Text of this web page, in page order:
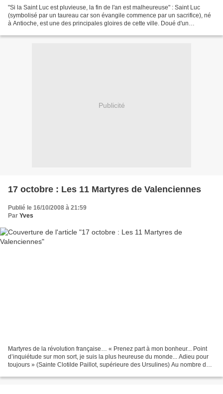
"Si la Saint Luc est pluvieuse, la fin de l'an est malheureuse" : Saint Luc
(symbolisé par un taureau car son évangile commence par un sacrifice), né
à Antioche, est une des principales gloires de cette ville. Doué d'un
Publicité
17 octobre : Les 11 Martyres de Valenciennes
Publié le 16/10/2008 à 21:59
Par Yves
Martyres de la révolution française… « Prenez part à mon bonheur... Point
d’inquiétude sur mon sort, je suis la plus heureuse du monde... Adieu pour
toujours » (Sainte Clotilde Paillot, supérieure des Ursulines) Au nombre de